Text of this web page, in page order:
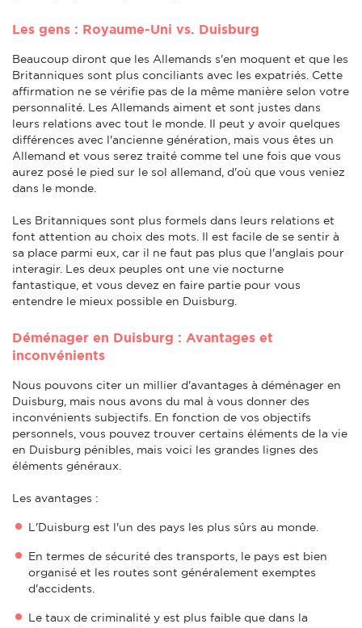
Les gens : Royaume-Uni vs. Duisburg
Beaucoup diront que les Allemands s'en moquent et que les
Britanniques sont plus conciliants avec les expatriés. Cette
affirmation ne se vérifie pas de la même manière selon votre
personnalité. Les Allemands aiment et sont justes dans
leurs relations avec tout le monde. Il peut y avoir quelques
différences avec l'ancienne génération, mais vous êtes un
Allemand et vous serez traité comme tel une fois que vous
aurez posé le pied sur le sol allemand, d'où que vous veniez
dans le monde.
Les Britanniques sont plus formels dans leurs relations et
font attention au choix des mots. Il est facile de se sentir à
sa place parmi eux, car il ne faut pas plus que l'anglais pour
interagir. Les deux peuples ont une vie nocturne
fantastique, et vous devez en faire partie pour vous
entendre le mieux possible en Duisburg.
Déménager en Duisburg : Avantages et
inconvénients
Nous pouvons citer un millier d'avantages à déménager en
Duisburg, mais nous avons du mal à vous donner des
inconvénients subjectifs. En fonction de vos objectifs
personnels, vous pouvez trouver certains éléments de la vie
en Duisburg pénibles, mais voici les grandes lignes des
éléments généraux.
Les avantages :
L'Duisburg est l'un des pays les plus sûrs au monde.
En termes de sécurité des transports, le pays est bien
organisé et les routes sont généralement exemptes
d'accidents.
Le taux de criminalité y est plus faible que dans la